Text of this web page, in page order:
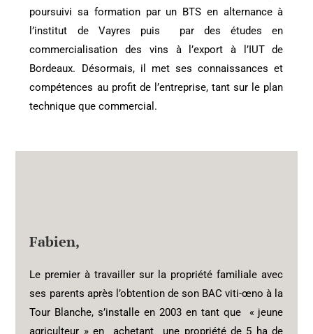
poursuivi sa formation par un BTS en alternance à
l’institut de Vayres puis par des études en
commercialisation des vins à l’export à l’IUT de
Bordeaux. Désormais, il met ses connaissances et
compétences au profit de l’entreprise, tant sur le plan
technique que commercial.
Fabien,
Le premier à travailler sur la propriété familiale avec
ses parents après l’obtention de son BAC viti-œno à la
Tour Blanche, s’installe en 2003 en tant que « jeune
agriculteur » en achetant une propriété de 5 ha de